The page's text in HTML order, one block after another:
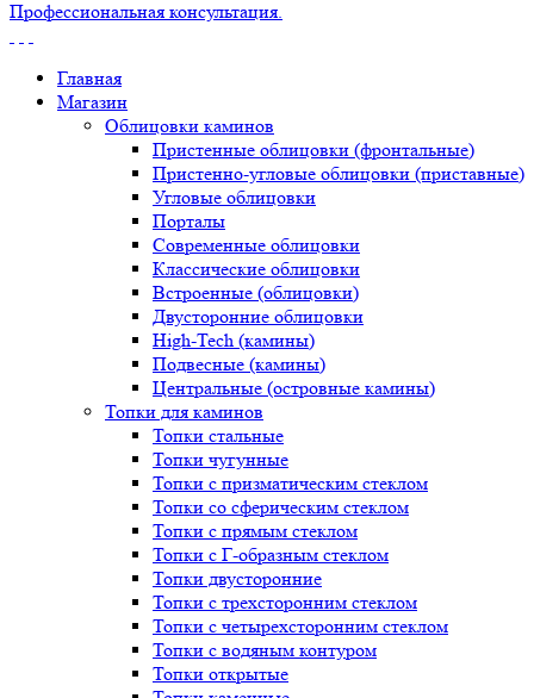
Главная
Магазин
Облицовки каминов
Пристенные облицовки (фронтальные)
Пристенно-угловые облицовки (приставные)
Угловые облицовки
Порталы
Современные облицовки
Классические облицовки
Встроенные (облицовки)
Двусторонние облицовки
High-Tech (камины)
Подвесные (камины)
Центральные (островные камины)
Топки для каминов
Топки стальные
Топки чугунные
Топки с призматическим стеклом
Топки со сферическим стеклом
Топки с прямым стеклом
Топки с Г-образным стеклом
Топки двусторонние
Топки с трехсторонним стеклом
Топки с четырехсторонним стеклом
Топки с водяным контуром
Топки открытые